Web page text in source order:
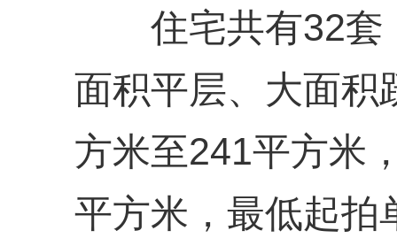
住宅共有32套
面积平层、大面积
方米至241平方米
平方米，最低起拍